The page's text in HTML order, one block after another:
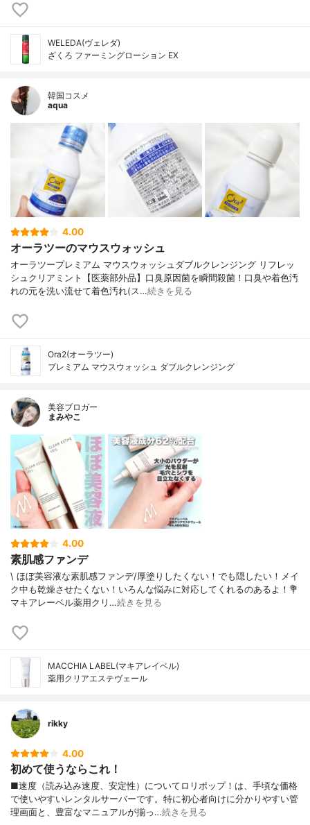
WELEDA(ヴェレダ)
ざくろ ファーミングローション EX
韓国コスメ
aqua
4.00
オーラツーのマウスウォッシュ
オーラツープレミアム マウスウォッシュダブルクレンジング リフレッ
シュクリアミント【医薬部外品】口臭原因菌を瞬間殺菌！口臭や着色汚
れの元を洗い流せて着色汚れ(ス…続きを見る
Ora2(オーラツー)
プレミアム マウスウォッシュ ダブルクレンジング
美容ブロガー
まみやこ
4.00
素肌感ファンデ
\ ほぼ美容液な素肌感ファンデ/⁡厚塗りしたくない！でも隠したい！メイ
ク中も乾燥させたくない！いろんな悩みに対応してくれるのあるよ！⁡⁡💐
マキアレーベル薬用クリ…続きを見る
MACCHIA LABEL(マキアレイベル)
薬用クリアエステヴェール
rikky
4.00
初めて使うならこれ！
■速度（読み込み速度、安定性）についてロリポップ！は、手頃な価格
で使いやすいレンタルサーバーです。特に初心者向けに分かりやすい管
理画面と、豊富なマニュアルが揃っ…続きを見る